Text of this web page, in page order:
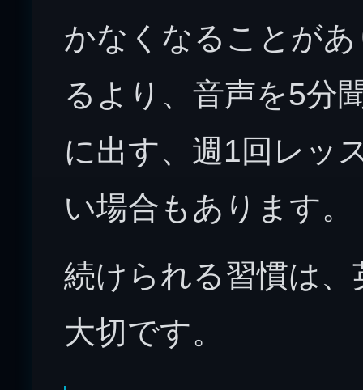
かなくなることが
るより、音声を5分
に出す、週1回レッ
い場合もあります。
続けられる習慣は
大切です。